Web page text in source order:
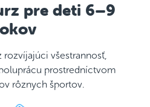
pre deti 6–9
všestrannosť,
prostredníctvom
rôznych športov.